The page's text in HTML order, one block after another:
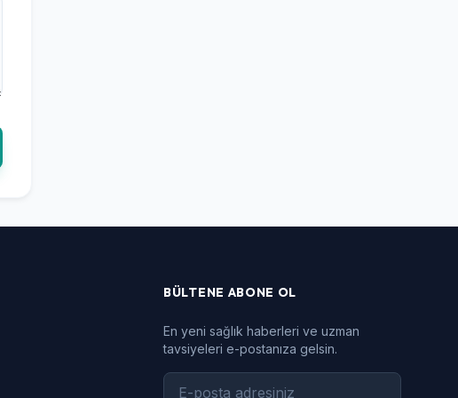
BÜLTENE ABONE OL
En yeni sağlık haberleri ve uzman
tavsiyeleri e-postanıza gelsin.